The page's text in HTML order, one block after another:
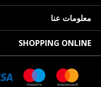
معلومات عنا
SHOPPING ONLINE